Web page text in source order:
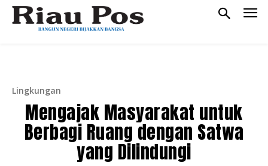
Lingkungan
Mengajak Masyarakat untuk
Berbagi Ruang dengan Satwa
yang Dilindungi